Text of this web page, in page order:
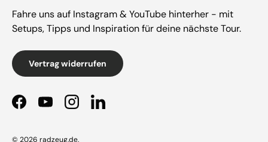
Fahre uns auf Instagram & YouTube hinterher - mit
Setups, Tipps und Inspiration für deine nächste Tour.
Vertrag widerrufen
FacebookYouTubeInstagramLinkedIn
© 2026 radzeug.de.